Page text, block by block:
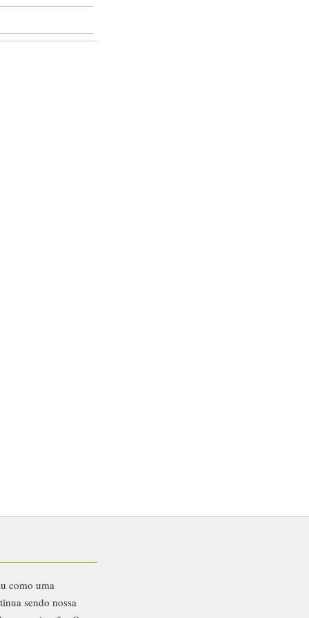
como uma
sendo nossa